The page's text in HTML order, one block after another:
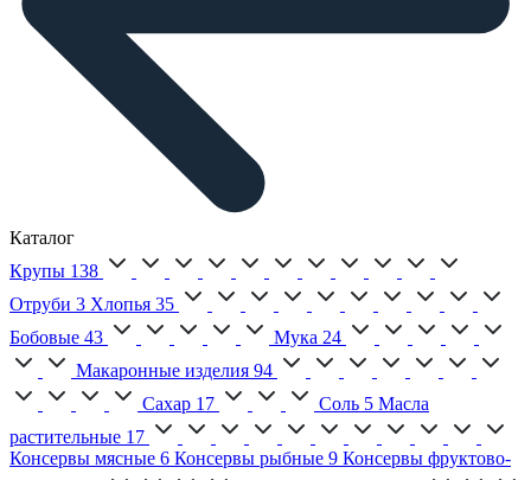
Каталог
Крупы 138
Отруби 3 Хлопья 35
Бобовые 43 Мука 24
Макаронные изделия 94
Сахар 17 Соль 5 Масла
растительные 17
Консервы мясные 6 Консервы рыбные 9 Консервы фруктово-